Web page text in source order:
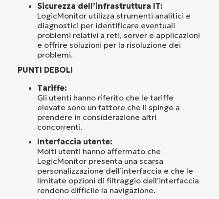
Sicurezza dell’infrastruttura IT:
LogicMonitor utilizza strumenti analitici e
diagnostici per identificare eventuali
problemi relativi a reti, server e applicazioni
e offrire soluzioni per la risoluzione dei
problemi.
PUNTI DEBOLI
Tariffe:
Gli utenti hanno riferito che le tariffe
elevate sono un fattore che li spinge a
prendere in considerazione altri
concorrenti.
Interfaccia utente:
Molti utenti hanno affermato che
LogicMonitor presenta una scarsa
personalizzazione dell’interfaccia e che le
limitate opzioni di filtraggio dell’interfaccia
rendono difficile la navigazione.